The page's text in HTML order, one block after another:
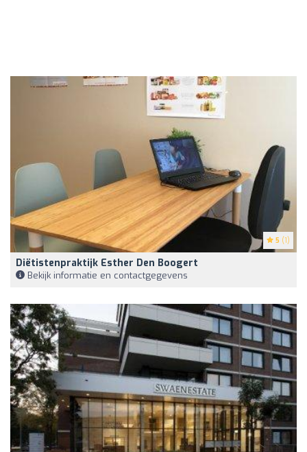
5 (1)
Diëtistenpraktijk Esther Den Boogert
Bekijk informatie en contactgegevens